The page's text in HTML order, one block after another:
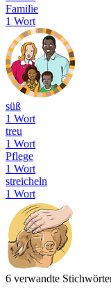
Familie
1 Wort
süß
1 Wort
treu
1 Wort
Pflege
1 Wort
streicheln
1 Wort
6 verwandte